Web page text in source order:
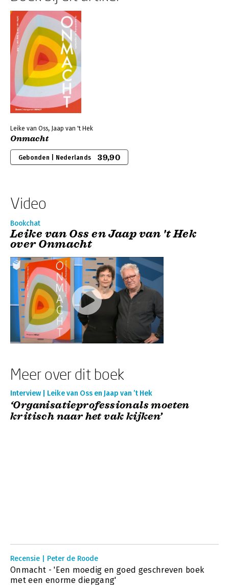
Leike van Oss, Jaap van 't Hek
Onmacht
Gebonden | Nederlands 39,90
Video
Bookchat
Leike van Oss en Jaap van 't Hek
over Onmacht
Meer over dit boek
Interview | Leike van Oss en Jaap van ’t Hek
‘Organisatieprofessionals moeten
kritisch naar het vak kijken’
Recensie | Peter de Roode
Onmacht - 'Een moedig en goed geschreven boek
met een enorme diepgang'